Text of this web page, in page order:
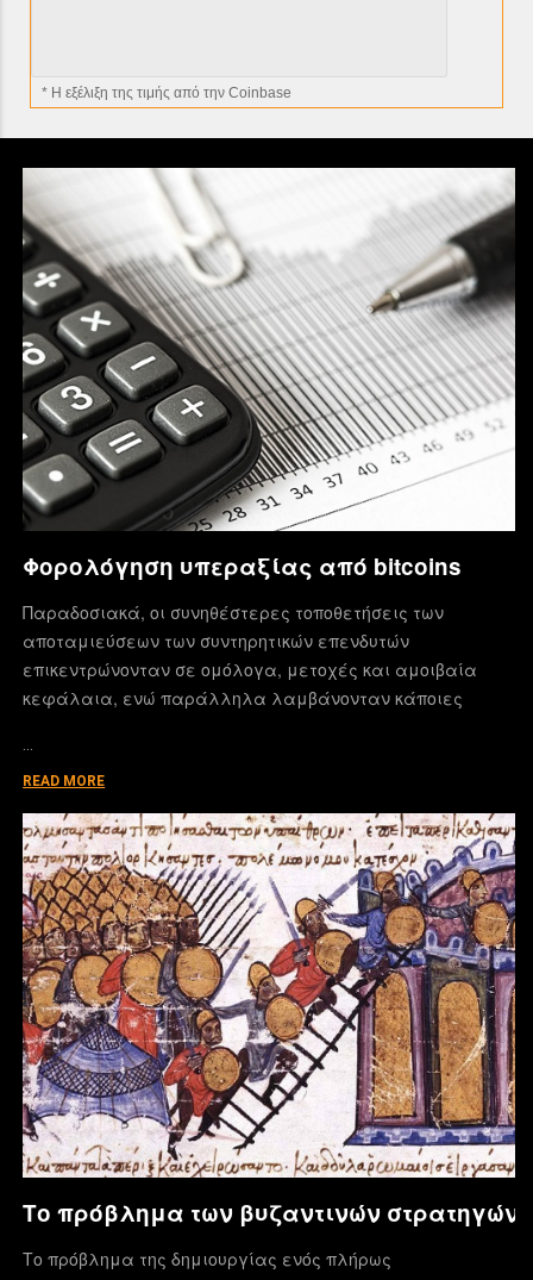
* H εξέλιξη της τιμής από την Coinbase
Φορολόγηση υπεραξίας από bitcoins
Παραδοσιακά, οι συνηθέστερες τοποθετήσεις των
αποταμιεύσεων των συντηρητικών επενδυτών
επικεντρώνονταν σε ομόλογα, μετοχές και αμοιβαία
κεφάλαια, ενώ παράλληλα λαμβάνονταν κάποιες
READ MORE
Το πρόβλημα των βυζαντινών στρατηγών
Το πρόβλημα της δημιουργίας ενός πλήρως